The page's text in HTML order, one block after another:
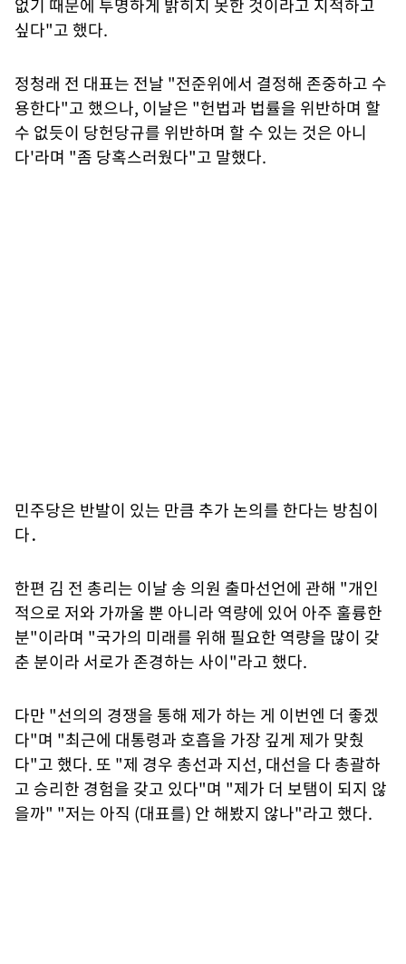
싶다"고 했다.
정청래 전 대표는 전날 "전준위에서 결정해 존중하고 수
용한다"고 했으나, 이날은 "헌법과 법률을 위반하며 할
수 없듯이 당헌당규를 위반하며 할 수 있는 것은 아니
다'라며 "좀 당혹스러웠다"고 말했다.
민주당은 반발이 있는 만큼 추가 논의를 한다는 방침이
다．
한편 김 전 총리는 이날 송 의원 출마선언에 관해 "개인
적으로 저와 가까울 뿐 아니라 역량에 있어 아주 훌륭한
분"이라며 "국가의 미래를 위해 필요한 역량을 많이 갖
춘 분이라 서로가 존경하는 사이"라고 했다.
다만 "선의의 경쟁을 통해 제가 하는 게 이번엔 더 좋겠
다"며 "최근에 대통령과 호흡을 가장 깊게 제가 맞췄
다"고 했다. 또 "제 경우 총선과 지선, 대선을 다 총괄하
고 승리한 경험을 갖고 있다"며 "제가 더 보탬이 되지 않
을까" "저는 아직 (대표를) 안 해봤지 않나"라고 했다.